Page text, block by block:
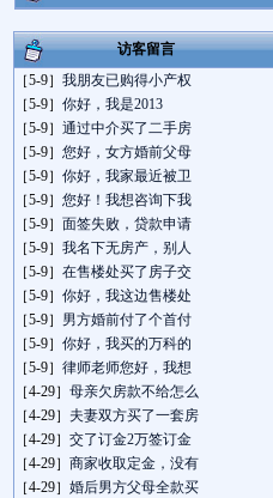
室。
访客留言
［5-9］ 我朋友已购得小产权
［5-9］ 你好，我是2013
［5-9］ 通过中介买了二手房
［5-9］ 您好，女方婚前父母
［5-9］ 你好，我家最近被卫
［5-9］ 您好！我想咨询下我
［5-9］ 面签失败，贷款申请
［5-9］ 我名下无房产，别人
［5-9］ 在售楼处买了房子交
［5-9］ 你好，我这边售楼处
［5-9］ 男方婚前付了个首付
［5-9］ 你好，我买的万科的
［5-9］ 律师老师您好，我想
［4-29］ 母亲欠房款不给怎么
［4-29］ 夫妻双方买了一套房
［4-29］ 交了订金2万签订金
［4-29］ 商家收取定金，没有
［4-29］ 婚后男方父母全款买